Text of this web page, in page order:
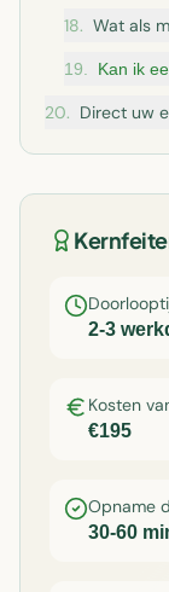
18. Wat als
19 Kan ik
20. Direct uw
2-3
Kosten
€195
Opname
30-60